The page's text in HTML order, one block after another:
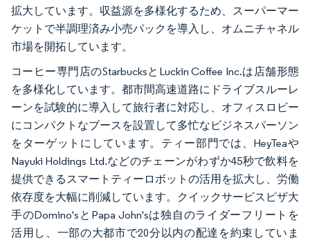
拡大しています。収益源を多様化するため、スーパーマー
ケットで半調理済み小売パックを導入し、オムニチャネル
市場を開拓しています。
コーヒー専門店のStarbucksとLuckin Coffee Inc.は店舗形態
を多様化しています。都市間高速道路にドライブスルーレ
ーンを試験的に導入して旅行者に対応し、オフィスロビー
にコンパクトなブースを設置して多忙なビジネスパーソン
をターゲットにしています。ティー部門では、HeyTeaや
Nayuki Holdings Ltd.などのチェーンがわずか45秒で飲料を
提供できるスマートティーロボットの活用を拡大し、労働
依存度を大幅に削減しています。クイックサービスピザ大
手のDomino'sとPapa John'sは独自のライダーフリートを
活用し、一部の大都市で20分以内の配達を約束していま